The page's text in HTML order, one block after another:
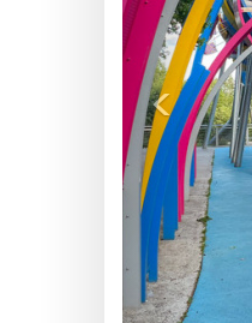
<